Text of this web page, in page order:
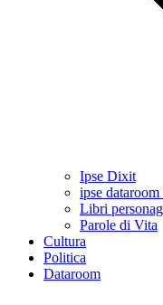
Ipse Dixit
ipse dataroom
Libri
Parole di Vita
Cultura
Politica
Dataroom